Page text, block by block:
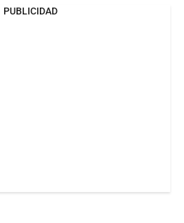
PUBLICIDAD